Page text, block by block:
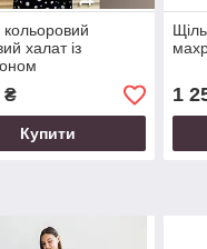
кольоровий
халат із
₴
Купити
1